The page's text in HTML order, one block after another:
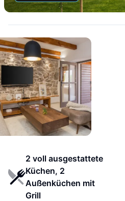
2 voll ausgestattete
Küchen, 2
Außenküchen mit
Grill